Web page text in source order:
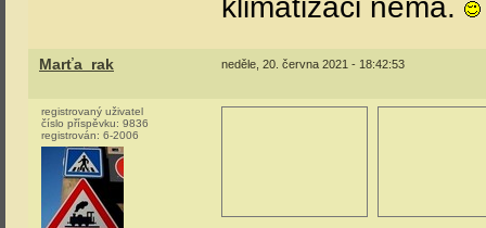
klimatizaci nemá.
Marťa_rak neděle, 20. června 2021 - 18:42:53
registrovaný uživatel
číslo příspěvku: 9836
registrován: 6-2006